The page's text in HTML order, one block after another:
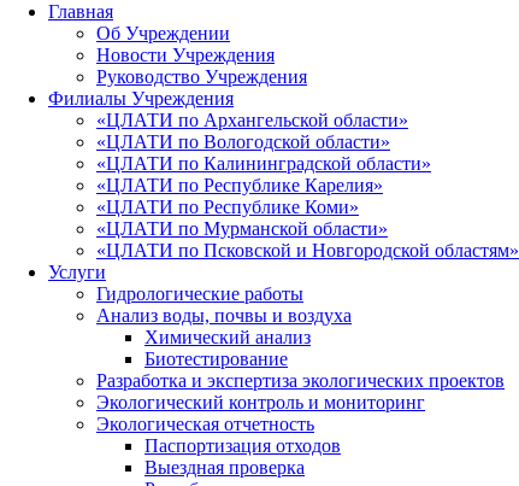
Главная
Об Учреждении
Новости Учреждения
Руководство Учреждения
Филиалы Учреждения
«ЦЛАТИ по Архангельской области»
«ЦЛАТИ по Вологодской области»
«ЦЛАТИ по Калининградской области»
«ЦЛАТИ по Республике Карелия»
«ЦЛАТИ по Республике Коми»
«ЦЛАТИ по Мурманской области»
«ЦЛАТИ по Псковской и Новгородской областям»
Услуги
Гидрологические работы
Анализ воды, почвы и воздуха
Химический анализ
Биотестирование
Разработка и экспертиза экологических проектов
Экологический контроль и мониторинг
Экологическая отчетность
Паспортизация отходов
Выездная проверка